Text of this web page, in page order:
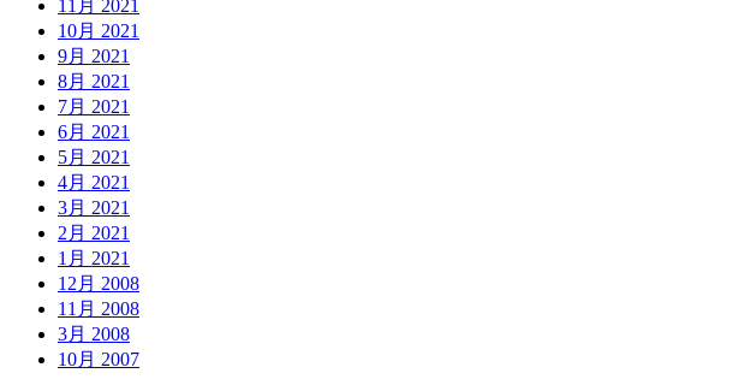
11月 2021
10月 2021
9月 2021
8月 2021
7月 2021
6月 2021
5月 2021
4月 2021
3月 2021
2月 2021
1月 2021
12月 2008
11月 2008
3月 2008
10月 2007